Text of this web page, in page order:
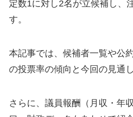
定数1に対し2名が立候補し、
す。
本記事では、候補者一覧や公
の投票率の傾向と今回の見通
さらに、議員報酬（月収・年